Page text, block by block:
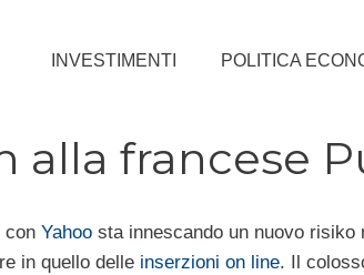
INVESTIMENTI POLITICA
alla francese
con Yahoosta innescando un nuovo risiko
in quello delle inserzioni on line. Il